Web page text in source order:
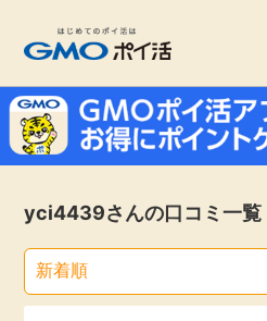
お知らせ
新着
サービスで探す
旅行・レンタカー
yci4439さんの口コミ一覧